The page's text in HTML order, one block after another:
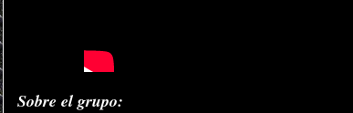
Sobre el grupo: